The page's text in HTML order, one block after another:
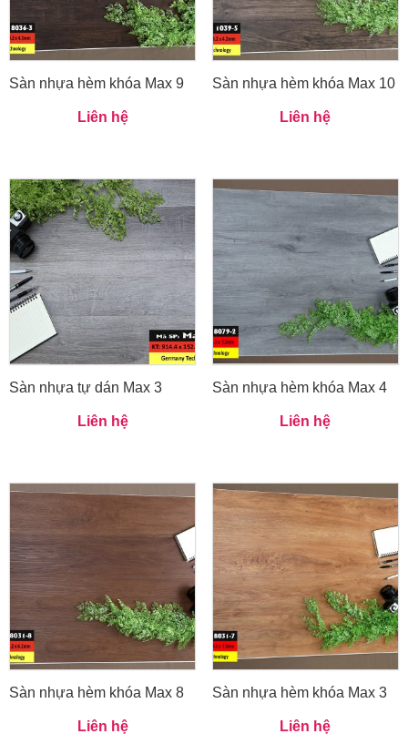
Sàn nhựa hèm khóa Max 9
Liên hệ
Sàn nhựa hèm khóa Max 10
Liên hệ
Sàn nhựa tự dán Max 3
Liên hệ
Sàn nhựa hèm khóa Max 4
Liên hệ
Sàn nhựa hèm khóa Max 8
Liên hệ
Sàn nhựa hèm khóa Max 3
Liên hệ